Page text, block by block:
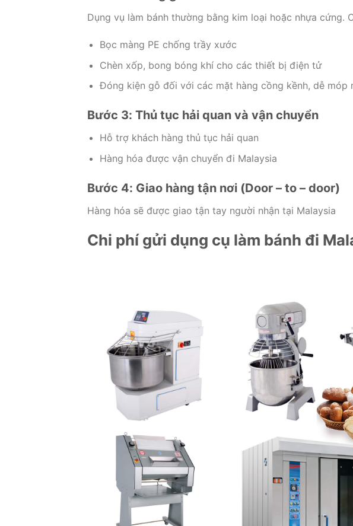
Dụng vụ làm bánh thường bằng kim loại hoặc nhựa cứng.
Bọc màng PE chống trầy xước
Chèn xốp, bong bóng khí cho các thiết bị điện tử
Đóng kiện gỗ đối với các mặt hàng cồng kềnh, dễ móp
Bước 3: Thủ tục hải quan và vận chuyển
Hỗ trợ khách hàng thủ tục hải quan
Hàng hóa được vận chuyển đi Malaysia
Bước 4: Giao hàng tận nơi (Door – to – door)
Hàng hóa sẽ được giao tận tay người nhận tại Malaysia
Chi phí gửi dụng cụ làm bánh đi